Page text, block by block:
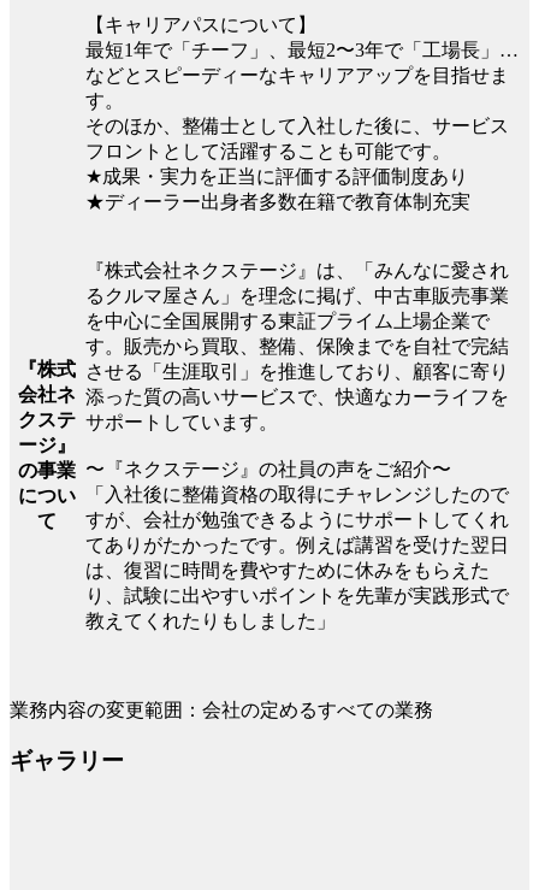
【キャリアパスについて】
最短1年で「チーフ」、最短2〜3年で「工場長」…
などとスピーディーなキャリアアップを目指せま
す。
そのほか、整備士として入社した後に、サービス
フロントとして活躍することも可能です。
★成果・実力を正当に評価する評価制度あり
★ディーラー出身者多数在籍で教育体制充実
『株式
会社ネ
クステ
ージ』
の事業
につい
て
『株式会社ネクステージ』は、「みんなに愛され
るクルマ屋さん」を理念に掲げ、中古車販売事業
を中心に全国展開する東証プライム上場企業で
す。販売から買取、整備、保険までを自社で完結
させる「生涯取引」を推進しており、顧客に寄り
添った質の高いサービスで、快適なカーライフを
サポートしています。
〜『ネクステージ』の社員の声をご紹介〜
「入社後に整備資格の取得にチャレンジしたので
すが、会社が勉強できるようにサポートしてくれ
てありがたかったです。例えば講習を受けた翌日
は、復習に時間を費やすために休みをもらえた
り、試験に出やすいポイントを先輩が実践形式で
教えてくれたりもしました」
業務内容の変更範囲：会社の定めるすべての業務
ギャラリー